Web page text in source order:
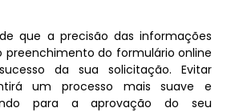
que a precisão das informações
preenchimento do formulário online
da sua solicitação. Evitar
um processo mais suave e
para a aprovação do seu